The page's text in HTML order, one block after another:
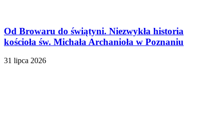
Od Browaru do świątyni. Niezwykła historia
kościoła św. Michała Archanioła w Poznaniu
31 lipca 2026